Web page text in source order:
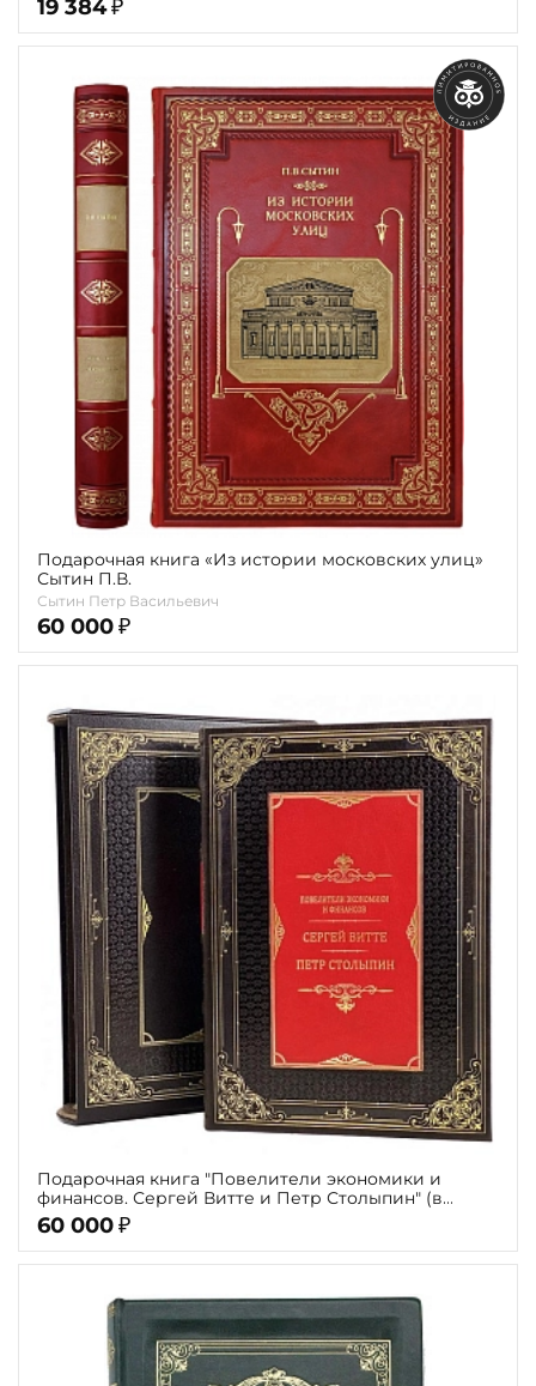
19 384 ₽
Подарочная книга «Из истории московских улиц»
Сытин П.В.
Сытин Петр Васильевич
60 000 ₽
Подарочная книга "Повелители экономики и
финансов. Сергей Витте и Петр Столыпин" (в
футляре)
60 000 ₽